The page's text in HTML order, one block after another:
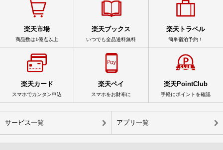
楽天市場
商品数は1億点以上
楽天ブックス
いつでも全品送料無料
楽天トラベル
簡単宿泊予約！
楽天カード
スマホでカンタン申込
楽天ペイ
スマホをお財布に
楽天PointClub
手軽にポイントを確認
サービス一覧 アプリ一覧